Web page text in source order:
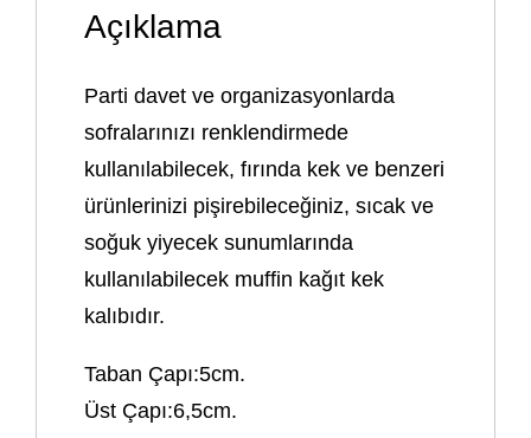
Açıklama
Parti davet ve organizasyonlarda
sofralarınızı renklendirmede
kullanılabilecek, fırında kek ve benzeri
ürünlerinizi pişirebileceğiniz, sıcak ve
soğuk yiyecek sunumlarında
kullanılabilecek muffin kağıt kek
kalıbıdır.
Taban Çapı:5cm.
Üst Çapı:6,5cm.